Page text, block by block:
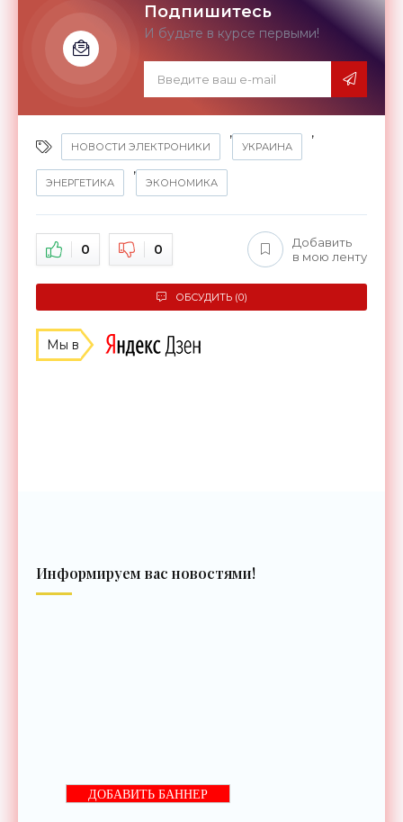
Подпишитесь
И будьте в курсе первыми!
НОВОСТИ ЭЛЕКТРОНИКИ
,
УКРАИНА
,
ЭНЕРГЕТИКА
,
ЭКОНОМИКА
0 0
Добавить
в мою ленту
ОБСУДИТЬ (0)
Мы в
Информируем вас новостями!
ДОБАВИТЬ БАННЕР